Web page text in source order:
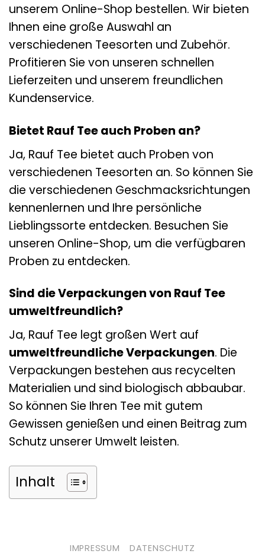
unserem Online-Shop bestellen. Wir bieten
Ihnen eine große Auswahl an
verschiedenen Teesorten und Zubehör.
Profitieren Sie von unseren schnellen
Lieferzeiten und unserem freundlichen
Kundenservice.
Bietet Rauf Tee auch Proben an?
Ja, Rauf Tee bietet auch Proben von
verschiedenen Teesorten an. So können Sie
die verschiedenen Geschmacksrichtungen
kennenlernen und Ihre persönliche
Lieblingssorte entdecken. Besuchen Sie
unseren Online-Shop, um die verfügbaren
Proben zu entdecken.
Sind die Verpackungen von Rauf Tee
umweltfreundlich?
Ja, Rauf Tee legt großen Wert auf
umweltfreundliche Verpackungen. Die
Verpackungen bestehen aus recycelten
Materialien und sind biologisch abbaubar.
So können Sie Ihren Tee mit gutem
Gewissen genießen und einen Beitrag zum
Schutz unserer Umwelt leisten.
Inhalt
IMPRESSUM DATENSCHUTZ